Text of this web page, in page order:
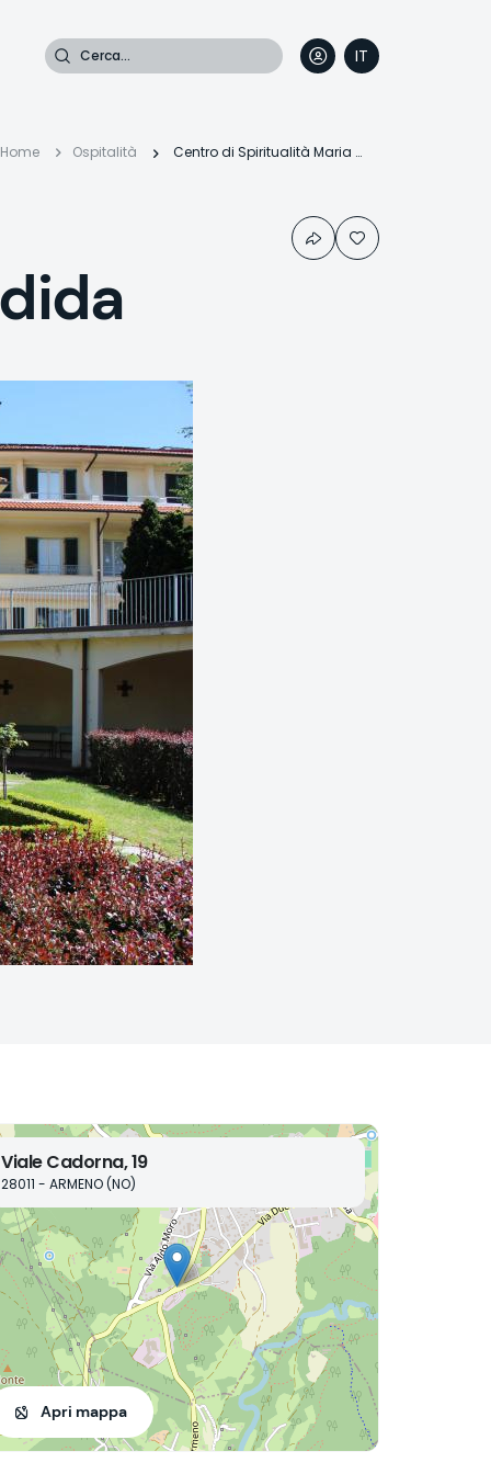
Cerca
IT
EN
FR
DE
Briciole
pane
Home Ospitalità Centro di Spiritualità Maria Candida
Viale Cadorna, 19
28011 - ARMENO (NO)
Apri mappa